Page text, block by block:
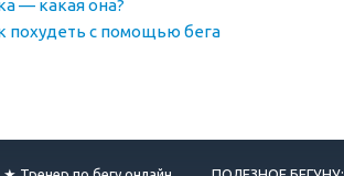
— какая она?
похудеть с помощью бега